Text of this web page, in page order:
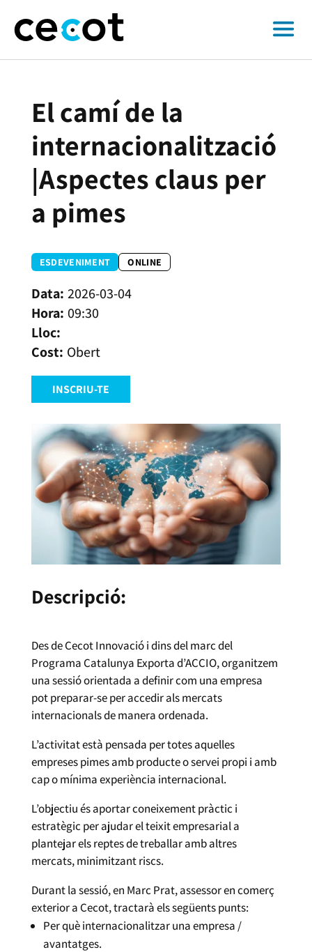
El camí de la
internacionalització
|Aspectes claus per
a pimes
ESDEVENIMENT ONLINE
2026-03-04
09:30
Obert
INSCRIU-TE
Descripció:
Des de Cecot Innovació i dins del marc del
Programa Catalunya Exporta d’ACCIO, organitzem
una sessió orientada a definir com una empresa
pot preparar-se per accedir als mercats
internacionals de manera ordenada.
L’activitat està pensada per totes aquelles
empreses pimes amb producte o servei propi i amb
cap o mínima experiència internacional.
L’objectiu és aportar coneixement pràctic i
estratègic per ajudar el teixit empresarial a
plantejar els reptes de treballar amb altres
mercats, minimitzant riscs.
Durant la sessió, en Marc Prat, assessor en comerç
exterior a Cecot, tractarà els següents punts:
Per què internacionalitzar una empresa /
avantatges.